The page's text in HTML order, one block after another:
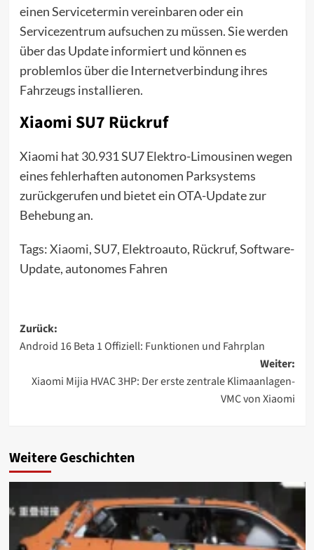
einen Servicetermin vereinbaren oder ein
Servicezentrum aufsuchen zu müssen. Sie werden
über das Update informiert und können es
problemlos über die Internetverbindung ihres
Fahrzeugs installieren.
Xiaomi SU7 Rückruf
Xiaomi hat 30.931 SU7 Elektro-Limousinen wegen
eines fehlerhaften autonomen Parksystems
zurückgerufen und bietet ein OTA-Update zur
Behebung an.
Tags:Xiaomi, SU7, Elektroauto, Rückruf, Software-
Update, autonomes Fahren
Beitragsnavigation
Zurück:
Android 16 Beta 1 Offiziell: Funktionen und Fahrplan
Weiter:
Xiaomi Mijia HVAC 3HP: Der erste zentrale Klimaanlagen-
VMC von Xiaomi
Weitere Geschichten